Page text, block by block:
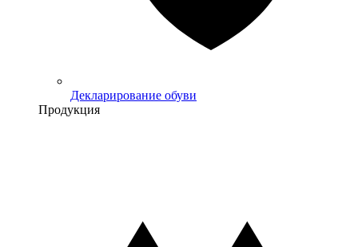
Декларирование обуви
Продукция